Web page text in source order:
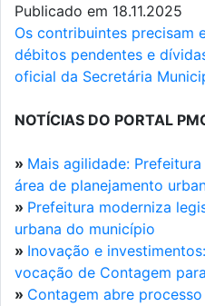
Publicado em 18.11.2025
Os contribuintes precisam
débitos pendentes e
oficial da Secretária
NOTÍCIAS DO PORTAL
» Mais agilidade:
área de planejamento
» Prefeitura moderniza
urbana do município
» Inovação e
vocação de Contagem
» Contagem abre